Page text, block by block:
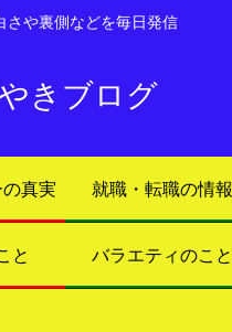
さや裏側などを毎日発信
きブログ
真実 就職・転職の情報
と バラエティのこと